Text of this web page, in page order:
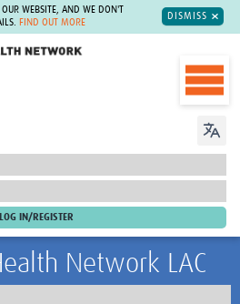
WEBSITE, AND WE DON'T
FIND OUT MORE
DISMISS
Network LAC